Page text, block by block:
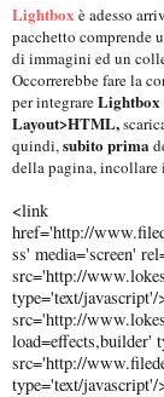
Lightbox è adesso
pacchetto comprende
di immagini ed un
Occorrerebbe fare la
per integrareLightbox
Layout>HTML,
quindi,subito prima
della pagina, incollare
<link
href='http://
ss' media='screen'
src='http://
type='text/
src='http://
load=effects,builder'
src='http://
type='text/javascript'/